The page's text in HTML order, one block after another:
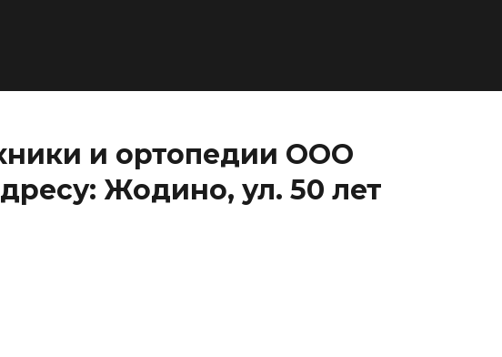
и ортопедии ООО
Жодино, ул. 50 лет